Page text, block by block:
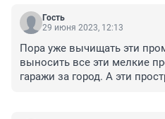
Гость
29 июня 2023, 12:13
Пора уже вычищать эти
выносить все эти мелкие
гаражи за город. А эти